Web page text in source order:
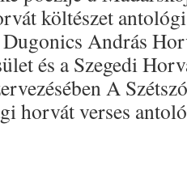
költészet
András
és a Szegedi
A
horvát verses